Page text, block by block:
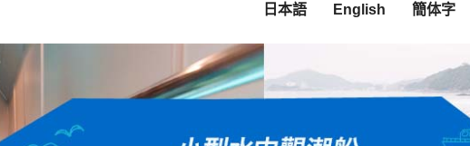
日本語 English 簡体字